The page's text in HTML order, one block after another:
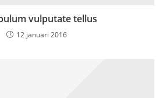
vulputate tellus
12 januari 2016